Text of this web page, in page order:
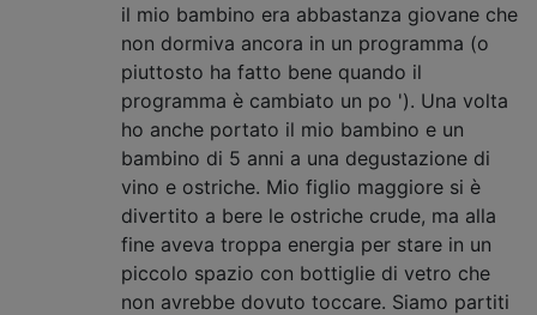
il mio bambino era abbastanza giovane che
non dormiva ancora in un programma (o
piuttosto ha fatto bene quando il
programma è cambiato un po '). Una volta
ho anche portato il mio bambino e un
bambino di 5 anni a una degustazione di
vino e ostriche. Mio figlio maggiore si è
divertito a bere le ostriche crude, ma alla
fine aveva troppa energia per stare in un
piccolo spazio con bottiglie di vetro che
non avrebbe dovuto toccare. Siamo partiti